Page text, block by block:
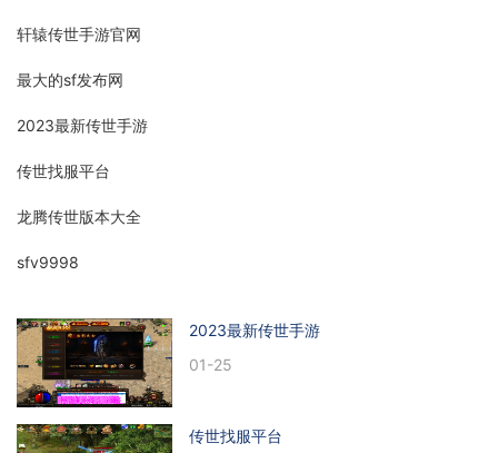
轩辕传世手游官网
最大的sf发布网
2023最新传世手游
传世找服平台
龙腾传世版本大全
sfv9998
2023最新传世手游
01-25
传世找服平台